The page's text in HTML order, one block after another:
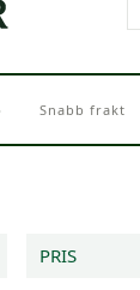
Snabb frakt
PRIS